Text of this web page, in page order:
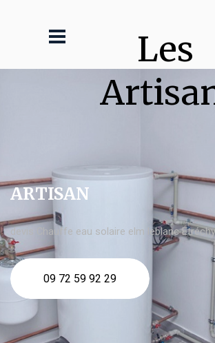
Les
ARTISAN
devis Chauffe eau solaire elm leblanc Étréchy
09 72 59 92 29